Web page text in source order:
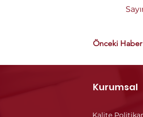
Önceki Haber
Kurumsal
Kalite